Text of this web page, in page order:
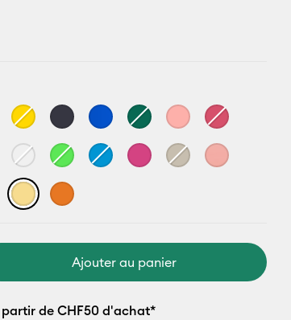
Ajouter au panier
de CHF50 d'achat*